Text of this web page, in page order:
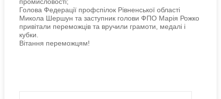
Голова Федерації профспілок Рівненської області
Микола Шершун та заступник голови ФПО Марія Рожко
привітали переможців та вручили грамоти, медалі і
кубки.
Вітання переможцям!